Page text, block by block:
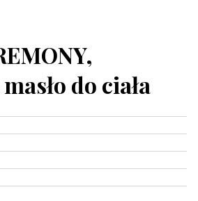
do ciała